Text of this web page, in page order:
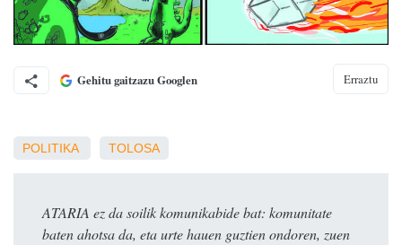
Gehitu gaitzazu Googlen Erraztu
POLITIKA TOLOSA
ATARIA ez da soilik komunikabide bat: komunitate
baten ahotsa da, eta urte hauen guztien ondoren, zuen